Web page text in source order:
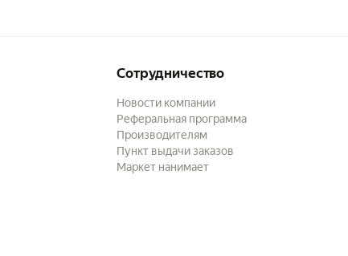
Сотрудничество
Новости компании
Реферальная программа
Производителям
Пункт выдачи заказов
Маркет нанимает